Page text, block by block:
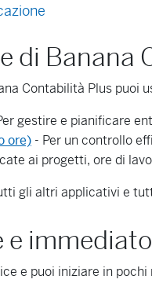
di Banana
Contabilità Plus
gestire e pianificare
ore) - Per un controllo
ai progetti, ore di
gli altri applicativi e
e immediato
e puoi iniziare in pochi